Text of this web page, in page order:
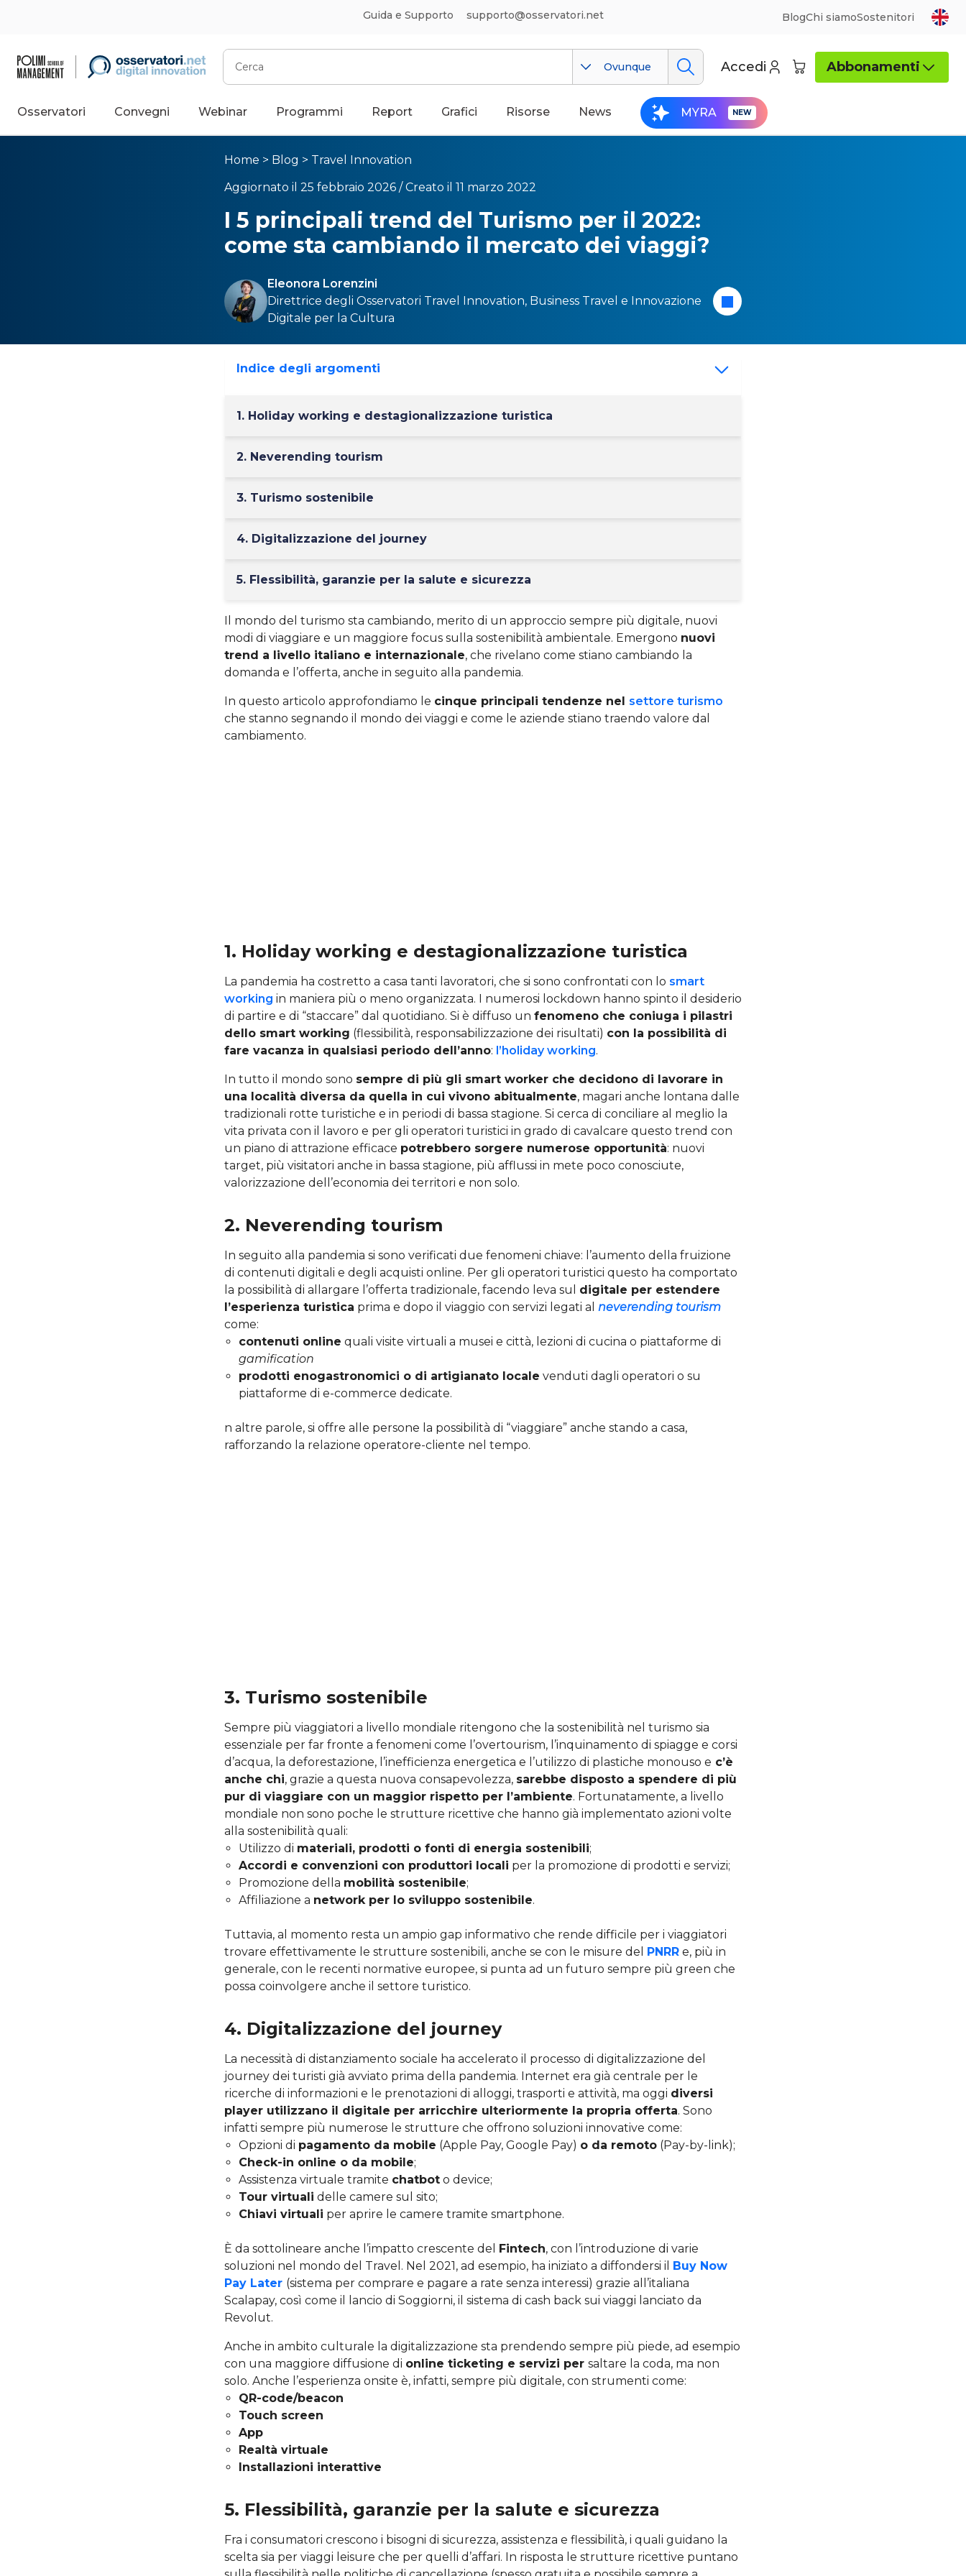
Guida e Supporto supporto@osservatori.net BlogChi siamoSostenitori
Cerca
Ovunque Accedi Abbonamenti
Osservatori Convegni Webinar Programmi Report Grafici Risorse News MYRA
Home > Blog > Travel Innovation
Aggiornato il 25 febbraio 2026 / Creato il 11 marzo 2022
I 5 principali trend del Turismo per il 2022:
come sta cambiando il mercato dei viaggi?
Eleonora Lorenzini
Direttrice degli Osservatori Travel Innovation, Business Travel e Innovazione
Digitale per la Cultura
Indice degli argomenti
1. Holiday working e destagionalizzazione turistica
2. Neverending tourism
3. Turismo sostenibile
4. Digitalizzazione del journey
5. Flessibilità, garanzie per la salute e sicurezza
Il mondo del turismo sta cambiando, merito di un approccio sempre più digitale, nuovi
modi di viaggiare e un maggiore focus sulla sostenibilità ambientale. Emergono nuovi
trend a livello italiano e internazionale, che rivelano come stiano cambiando la
domanda e l’offerta, anche in seguito alla pandemia.
In questo articolo approfondiamo le cinque principali tendenze nel settore turismo
che stanno segnando il mondo dei viaggi e come le aziende stiano traendo valore dal
cambiamento.
1. Holiday working e destagionalizzazione turistica
La pandemia ha costretto a casa tanti lavoratori, che si sono confrontati con lo smart
working in maniera più o meno organizzata. I numerosi lockdown hanno spinto il desiderio
di partire e di “staccare” dal quotidiano. Si è diffuso un fenomeno che coniuga i pilastri
dello smart working (flessibilità, responsabilizzazione dei risultati) con la possibilità di
fare vacanza in qualsiasi periodo dell’anno: l’holiday working.
In tutto il mondo sono sempre di più gli smart worker che decidono di lavorare in
una località diversa da quella in cui vivono abitualmente, magari anche lontana dalle
tradizionali rotte turistiche e in periodi di bassa stagione. Si cerca di conciliare al meglio la
vita privata con il lavoro e per gli operatori turistici in grado di cavalcare questo trend con
un piano di attrazione efficace potrebbero sorgere numerose opportunità: nuovi
target, più visitatori anche in bassa stagione, più afflussi in mete poco conosciute,
valorizzazione dell’economia dei territori e non solo.
2. Neverending tourism
In seguito alla pandemia si sono verificati due fenomeni chiave: l’aumento della fruizione
di contenuti digitali e degli acquisti online. Per gli operatori turistici questo ha comportato
la possibilità di allargare l’offerta tradizionale, facendo leva sul digitale per estendere
l’esperienza turistica prima e dopo il viaggio con servizi legati al neverending tourism
come:
contenuti online quali visite virtuali a musei e città, lezioni di cucina o piattaforme di
gamification
prodotti enogastronomici o di artigianato locale venduti dagli operatori o su
piattaforme di e-commerce dedicate.
n altre parole, si offre alle persone la possibilità di “viaggiare” anche stando a casa,
rafforzando la relazione operatore-cliente nel tempo.
3. Turismo sostenibile
Sempre più viaggiatori a livello mondiale ritengono che la sostenibilità nel turismo sia
essenziale per far fronte a fenomeni come l’overtourism, l’inquinamento di spiagge e corsi
d’acqua, la deforestazione, l’inefficienza energetica e l’utilizzo di plastiche monouso e c’è
anche chi, grazie a questa nuova consapevolezza, sarebbe disposto a spendere di più
pur di viaggiare con un maggior rispetto per l’ambiente. Fortunatamente, a livello
mondiale non sono poche le strutture ricettive che hanno già implementato azioni volte
alla sostenibilità quali:
Utilizzo di materiali, prodotti o fonti di energia sostenibili;
Accordi e convenzioni con produttori locali per la promozione di prodotti e servizi;
Promozione della mobilità sostenibile;
Affiliazione a network per lo sviluppo sostenibile.
Tuttavia, al momento resta un ampio gap informativo che rende difficile per i viaggiatori
trovare effettivamente le strutture sostenibili, anche se con le misure del PNRR e, più in
generale, con le recenti normative europee, si punta ad un futuro sempre più green che
possa coinvolgere anche il settore turistico.
4. Digitalizzazione del journey
La necessità di distanziamento sociale ha accelerato il processo di digitalizzazione del
journey dei turisti già avviato prima della pandemia. Internet era già centrale per le
ricerche di informazioni e le prenotazioni di alloggi, trasporti e attività, ma oggi diversi
player utilizzano il digitale per arricchire ulteriormente la propria offerta. Sono
infatti sempre più numerose le strutture che offrono soluzioni innovative come:
Opzioni di pagamento da mobile (Apple Pay, Google Pay) o da remoto (Pay-by-link);
Check-in online o da mobile;
Assistenza virtuale tramite chatbot o device;
Tour virtuali delle camere sul sito;
Chiavi virtuali per aprire le camere tramite smartphone.
È da sottolineare anche l’impatto crescente del Fintech, con l’introduzione di varie
soluzioni nel mondo del Travel. Nel 2021, ad esempio, ha iniziato a diffondersi il Buy Now
Pay Later (sistema per comprare e pagare a rate senza interessi) grazie all’italiana
Scalapay, così come il lancio di Soggiorni, il sistema di cash back sui viaggi lanciato da
Revolut.
Anche in ambito culturale la digitalizzazione sta prendendo sempre più piede, ad esempio
con una maggiore diffusione di online ticketing e servizi per saltare la coda, ma non
solo. Anche l’esperienza onsite è, infatti, sempre più digitale, con strumenti come:
QR-code/beacon
Touch screen
App
Realtà virtuale
Installazioni interattive
5. Flessibilità, garanzie per la salute e sicurezza
Fra i consumatori crescono i bisogni di sicurezza, assistenza e flessibilità, i quali guidano la
scelta sia per viaggi leisure che per quelli d’affari. In risposta le strutture ricettive puntano